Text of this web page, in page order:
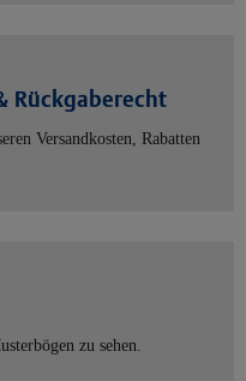
Rückgaberecht
Versandkosten, Rabatten
zu sehen.